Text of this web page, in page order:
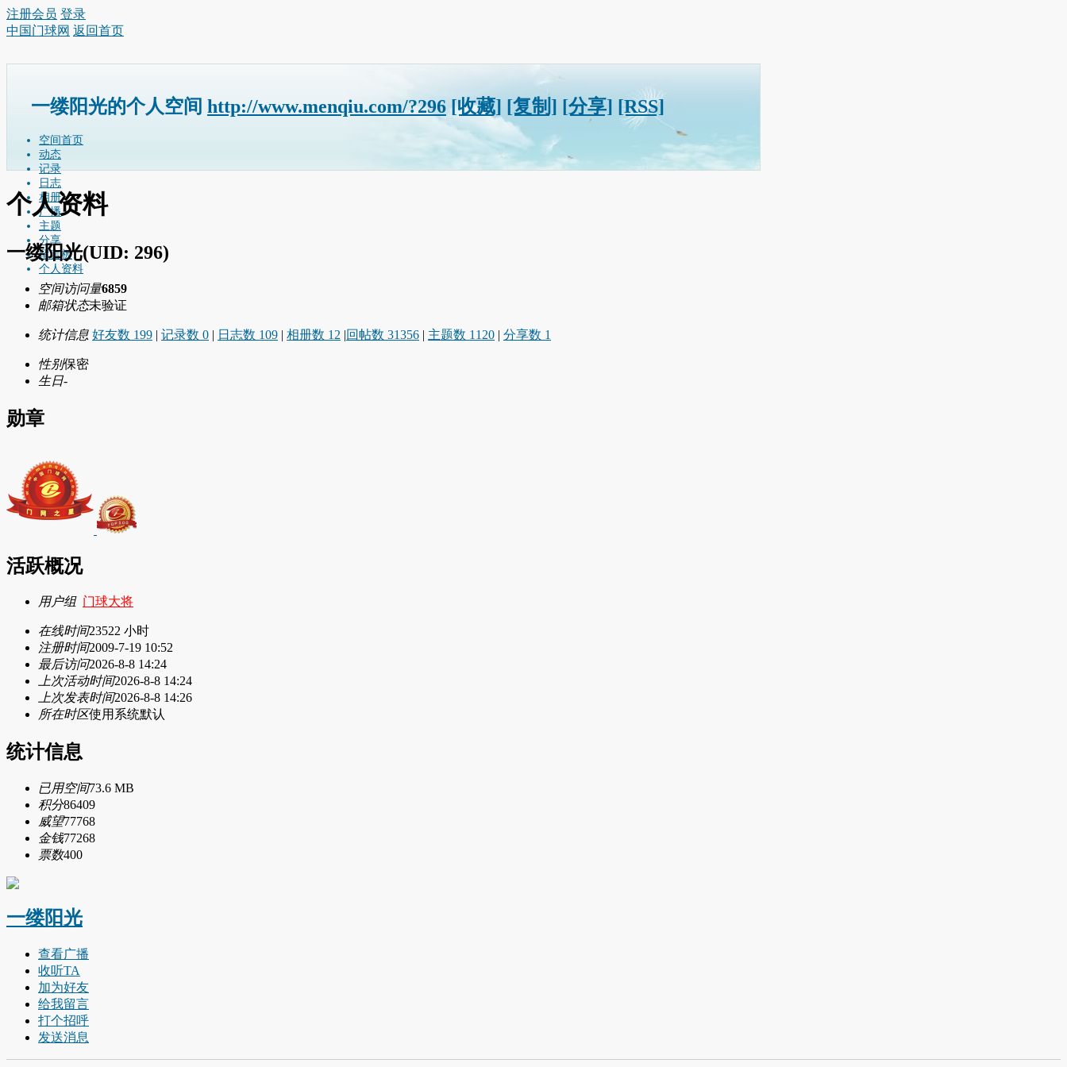
注册会员 登录
中国门球网 返回首页
一缕阳光的个人空间 http://www.menqiu.com/?296 [收藏] [复制] [分享] [RSS]
空间首页
动态
记录
日志
相册
广播
主题
分享
留言板
个人资料
个人资料
一缕阳光(UID: 296)
空间访问量6859
邮箱状态未验证
统计信息 好友数 199 | 记录数 0 | 日志数 109 | 相册数 12 |回帖数 31356 | 主题数 1120 | 分享数 1
性别保密
生日-
勋章
活跃概况
用户组 门球大将
在线时间23522 小时
注册时间2009-7-19 10:52
最后访问2026-8-8 14:24
上次活动时间2026-8-8 14:24
上次发表时间2026-8-8 14:26
所在时区使用系统默认
统计信息
已用空间73.6 MB
积分86409
威望77768
金钱77268
票数400
一缕阳光
查看广播
收听TA
加为好友
给我留言
打个招呼
发送消息